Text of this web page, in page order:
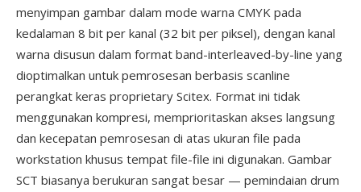
menyimpan gambar dalam mode warna CMYK pada
kedalaman 8 bit per kanal (32 bit per piksel), dengan kanal
warna disusun dalam format band-interleaved-by-line yang
dioptimalkan untuk pemrosesan berbasis scanline
perangkat keras proprietary Scitex. Format ini tidak
menggunakan kompresi, memprioritaskan akses langsung
dan kecepatan pemrosesan di atas ukuran file pada
workstation khusus tempat file-file ini digunakan. Gambar
SCT biasanya berukuran sangat besar — pemindaian drum